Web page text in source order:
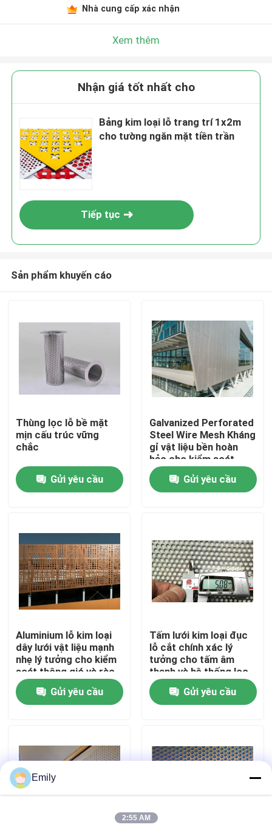
Nhà
Về chúng tôi
Chuyến tham quan nhà máy
Kiểm soát chất lượng
Liên hệ với chúng tôi
Các vụ án
Lưới kim loại mở rộng
Nhà cung cấp xác nhận
Xem thêm
Nhận giá tốt nhất cho
Bảng kim loại lỗ trang trí 1x2m
cho tường ngăn mặt tiền trần
Tiếp tục
Sản phẩm khuyến cáo
Thùng lọc lỗ bề mặt
mịn cấu trúc vững
chắc
Gửi yêu cầu
Galvanized Perforated
Steel Wire Mesh Kháng
gỉ vật liệu bền hoàn
hảo cho kiểm soát
thông gió và xây dựng
Gửi yêu cầu
Aluminium lỗ kim loại
dây lưới vật liệu mạnh
nhẹ lý tưởng cho kiểm
soát thông gió và rào
cản bảo vệ
Gửi yêu cầu
Tấm lưới kim loại đục
lỗ cắt chính xác lý
tưởng cho tấm âm
thanh và hệ thống lọc
khí trong các tòa nhà
thương mạiGửi yêu cầu
Emily
2:55 AM